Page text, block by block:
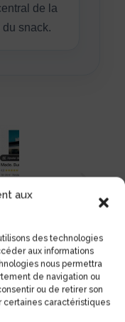
aux
des technologies
aux informations
nous permettra
de navigation ou
ou de retirer son
certaines caractéristiques
de la
du snack.